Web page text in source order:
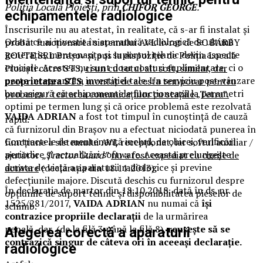
Poliția Locală Ploieșți, prinCHIFOR GEORGE.
Înscrisurile nu au atestat, în realitate, că s-ar fi instalat și
probat funcționarea sistemului AVL livrat de SC BARBY
ROUTE SRL Brașov și pus la dispoziție de Poliția Locală
Ploiești către STS,ci un cu totul alt soft, similar, dar
proprietatea STS, montat de acesta temporar pentru
probarea / testarea comunicațiilor cu stațiile „Tetra”.
VAIDA ADRIAN a fost tot timpul în cunoștință de cauză
că furnizorul din Brașov nu a efectuat niciodată punerea în
funcțiune a sistemului AVL recepționat, iar softul auxiliar /
ajutător„Tractor Guard”nu a fost expediat cu cheile de
activare(declarația din 18.11.2013).
În declarația de martor din 18.10.2018, dată în ds. nr.
1525/281/2017, VAIDA ADRIAN nu numai că își
contrazice propriile declarații de la urmărirea
penală, dar, (de la filă 3 până la filă 8),reușește să se
contrazică singur de câteva ori în aceeași declarație.
echipamentele radiologice
Odată ce ai investit în aparatură radiologică de ultimă
generație, mentenanța și suportul tehnic devin aspecte
cruciale. Acestea nu sunt doar costuri suplimentare, ci o
parte integrantă a investiției tale. Un serviciu post-vânzare
bun asigură că echipamentele funcționează la parametri
optimi pe termen lung și că orice problemă este rezolvată
rapid.
Contractele de mentenanță includ, de obicei, verificări
periodice și actualizări software. Aceasta prelungește
durata de viață a aparaturii radiologice și previne
defecțiunile majore. Discută deschis cu furnizorul despre
opțiunile de suport tehnic și disponibilitatea pieselor de
schimb.
Alegerea corectă a aparaturii
radiologice